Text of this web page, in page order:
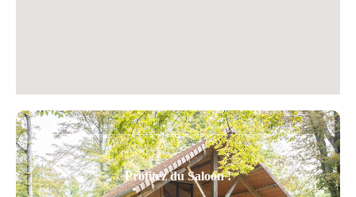
Profitez du Saloon !